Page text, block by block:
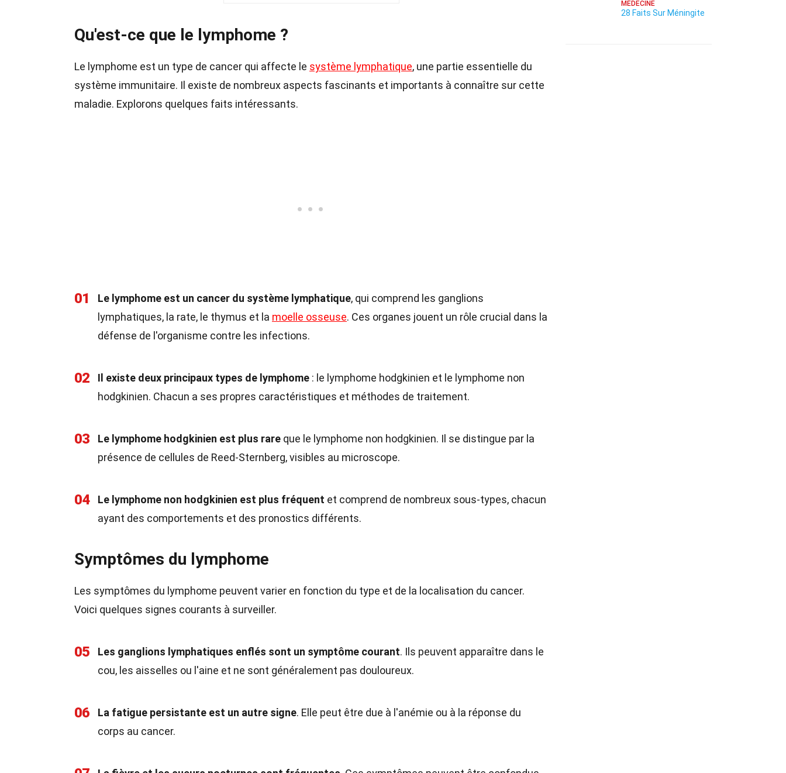
Qu'est-ce que le lymphome ?
Le lymphome est un type de cancer qui affecte le système lymphatique, une partie essentielle du
système immunitaire. Il existe de nombreux aspects fascinants et importants à connaître sur cette
maladie. Explorons quelques faits intéressants.
01 Le lymphome est un cancer du système lymphatique, qui comprend les ganglions
lymphatiques, la rate, le thymus et la moelle osseuse. Ces organes jouent un rôle crucial dans la
défense de l'organisme contre les infections.
02 Il existe deux principaux types de lymphome : le lymphome hodgkinien et le lymphome non
hodgkinien. Chacun a ses propres caractéristiques et méthodes de traitement.
03 Le lymphome hodgkinien est plus rare que le lymphome non hodgkinien. Il se distingue par la
présence de cellules de Reed-Sternberg, visibles au microscope.
04 Le lymphome non hodgkinien est plus fréquent et comprend de nombreux sous-types, chacun
ayant des comportements et des pronostics différents.
Symptômes du lymphome
Les symptômes du lymphome peuvent varier en fonction du type et de la localisation du cancer.
Voici quelques signes courants à surveiller.
05 Les ganglions lymphatiques enflés sont un symptôme courant. Ils peuvent apparaître dans le
cou, les aisselles ou l'aine et ne sont généralement pas douloureux.
06 La fatigue persistante est un autre signe. Elle peut être due à l'anémie ou à la réponse du
corps au cancer.
MÉDECINE
28 Faits Sur Méningite